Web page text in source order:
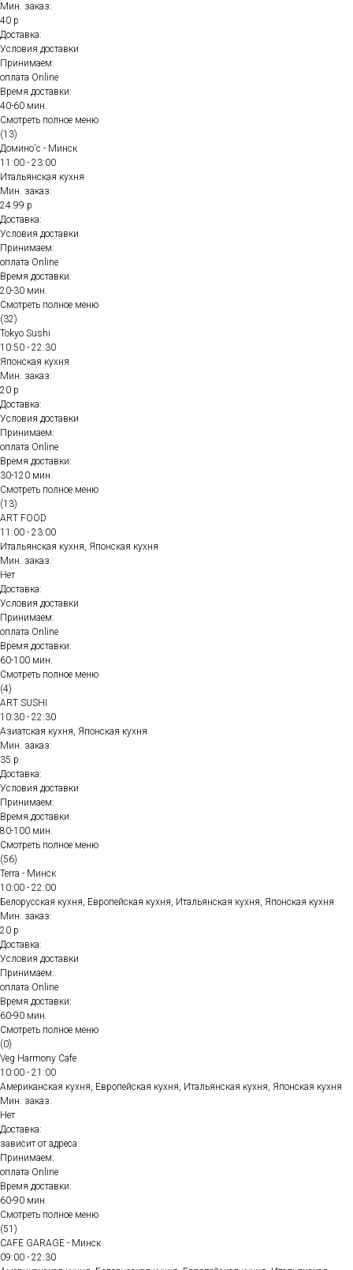
Мин. заказ:
40 р
Доставка:
Условия доставки
Принимаем:
оплата Online
Время доставки:
40-60 мин.
Смотреть полное меню
(13)
Домино'с - Минск
11:00 - 23:00
Итальянская кухня
Мин. заказ:
24.99 р
Доставка:
Условия доставки
Принимаем:
оплата Online
Время доставки:
20-30 мин.
Смотреть полное меню
(32)
Tokyo Sushi
10:50 - 22:30
Японская кухня
Мин. заказ:
20 р
Доставка:
Условия доставки
Принимаем:
оплата Online
Время доставки:
30-120 мин.
Смотреть полное меню
(13)
ART FOOD
11:00 - 23:00
Итальянская кухня, Японская кухня
Мин. заказ:
Нет
Доставка:
Условия доставки
Принимаем:
оплата Online
Время доставки:
60-100 мин.
Смотреть полное меню
(4)
ART SUSHI
10:30 - 22:30
Азиатская кухня, Японская кухня
Мин. заказ:
35 р
Доставка:
Условия доставки
Принимаем:
Время доставки:
80-100 мин.
Смотреть полное меню
(56)
Terra - Минск
10:00 - 22:00
Белорусская кухня, Европейская кухня, Итальянская кухня, Японская кухня
Мин. заказ:
20 р
Доставка:
Условия доставки
Принимаем:
оплата Online
Время доставки:
60-90 мин.
Смотреть полное меню
(0)
Veg Harmony Cafe
10:00 - 21:00
Американская кухня, Европейская кухня, Итальянская кухня, Японская кухня
Мин. заказ:
Нет
Доставка:
зависит от адреса
Принимаем:
оплата Online
Время доставки:
60-90 мин.
Смотреть полное меню
(51)
CAFE GARAGE - Минск
09:00 - 22:30